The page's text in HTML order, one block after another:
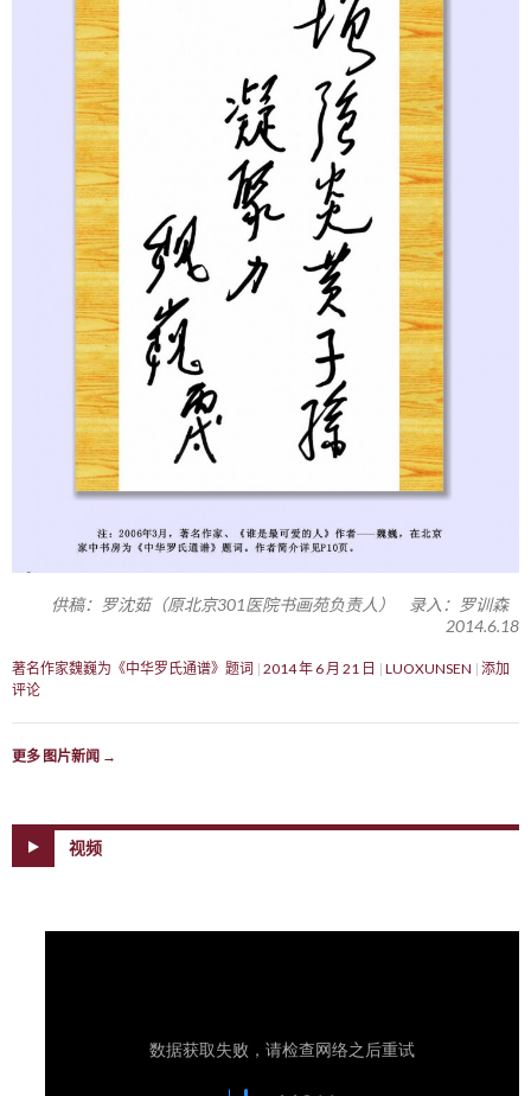
供稿：罗沈茹（原北京301医院书画苑负责人） 录入：罗训森
2014.6.18
著名作家魏巍为《中华罗氏通谱》题词 2014 年 6 月 21 日 LUOXUNSEN 添加
评论
更多 图片新闻 →
视频